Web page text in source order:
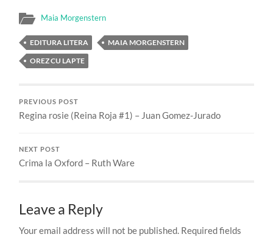
Maia Morgenstern
EDITURA LITERA
MAIA MORGENSTERN
OREZ CU LAPTE
PREVIOUS POST
Regina rosie (Reina Roja #1) – Juan Gomez-Jurado
NEXT POST
Crima la Oxford – Ruth Ware
Leave a Reply
Your email address will not be published. Required fields